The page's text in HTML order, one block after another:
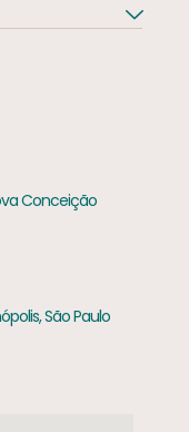
Conceição
São Paulo